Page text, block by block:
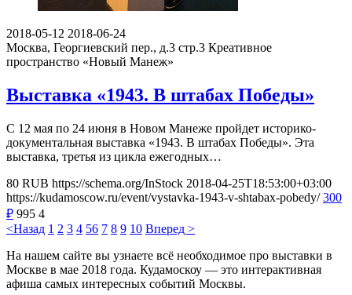
2018-05-12 2018-06-24
Москва, Георгиевский пер., д.3 стр.3 Креативное
пространство «Новый Манеж»
Выставка «1943. В штабах Победы»
С 12 мая по 24 июня в Новом Манеже пройдет историко-
документальная выставка «1943. В штабах Победы». Эта
выставка, третья из цикла ежегодных…
80 RUB https://schema.org/InStock 2018-04-25T18:53:00+03:00
https://kudamoscow.ru/event/vystavka-1943-v-shtabax-pobedy/ 300
₽ 995 4
<Назад 1 2 3 4 56 7 8 9 10 Вперед >
На нашем сайте вы узнаете всё необходимое про выставки в
Москве в мае 2018 года. Кудамоскоу — это интерактивная
афиша самых интересных событий Москвы.